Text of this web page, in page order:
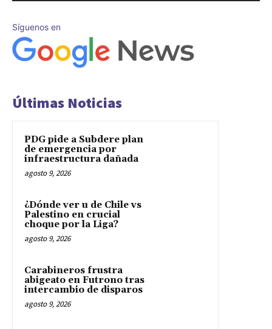
Síguenos en
Últimas Noticias
PDG pide a Subdere plan
de emergencia por
infraestructura dañada
agosto 9, 2026
¿Dónde ver u de Chile vs
Palestino en crucial
choque por la Liga?
agosto 9, 2026
Carabineros frustra
abigeato en Futrono tras
intercambio de disparos
agosto 9, 2026